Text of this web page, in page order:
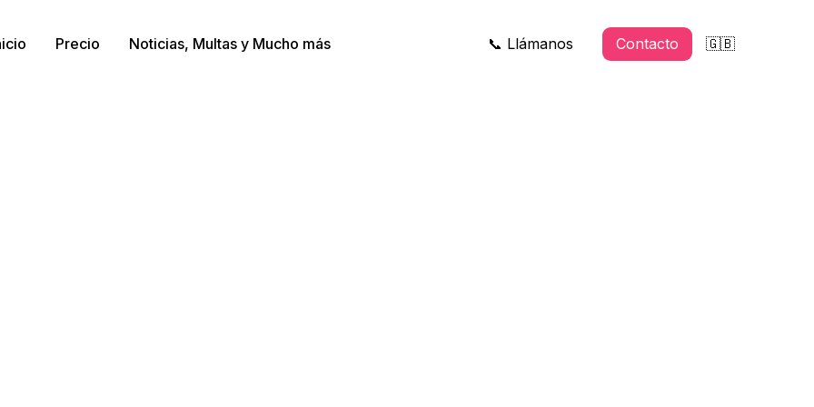
Precio Noticias, Multas y Mucho más 📞 Llámanos Contacto 🇬🇧